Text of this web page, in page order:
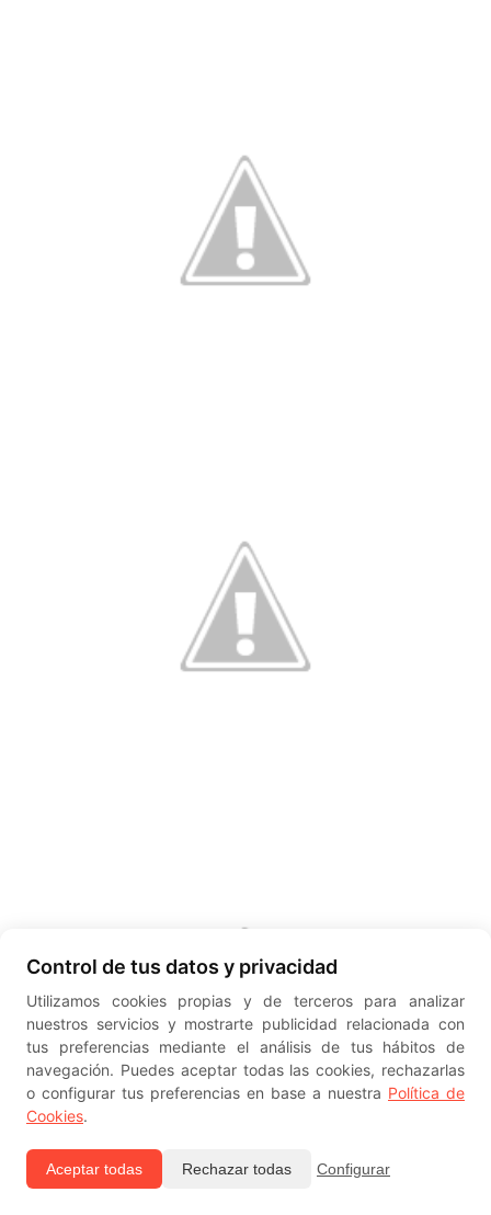
Control de tus datos y privacidad
Utilizamos cookies propias y de terceros para analizar
nuestros servicios y mostrarte publicidad relacionada con
tus preferencias mediante el análisis de tus hábitos de
navegación. Puedes aceptar todas las cookies, rechazarlas
o configurar tus preferencias en base a nuestra Política de
Cookies.
Aceptar todas Rechazar todas Configurar